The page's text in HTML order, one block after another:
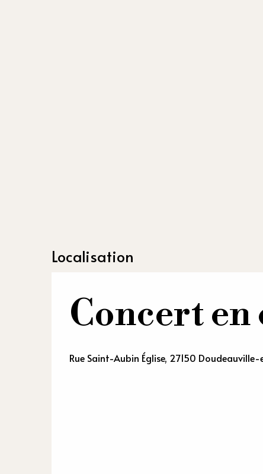
Localisation
Concert en
Rue Saint-Aubin Église, 27150 Doudeauville-